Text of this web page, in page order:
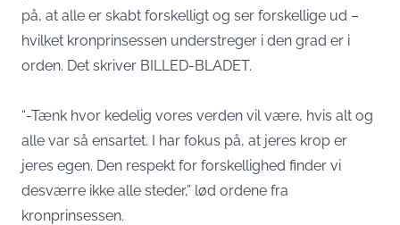
på, at alle er skabt forskelligt og ser forskellige ud –
hvilket kronprinsessen understreger i den grad er i
orden. Det skriver BILLED-BLADET.
“-Tænk hvor kedelig vores verden vil være, hvis alt og
alle var så ensartet. I har fokus på, at jeres krop er
jeres egen. Den respekt for forskellighed finder vi
desværre ikke alle steder,” lød ordene fra
kronprinsessen.